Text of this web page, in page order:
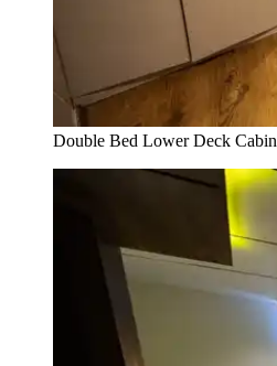
Double Bed Lower Deck Cabin